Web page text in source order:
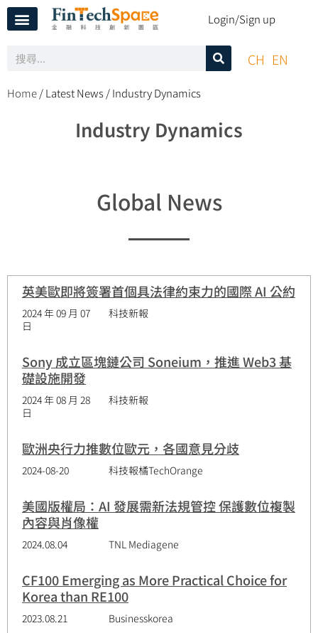
Login/Sign up
CH EN
Home/ Latest News / Industry Dynamics
Industry Dynamics
Global News
英美歐即將簽署首個具法律約束力的國際 AI 公約
2024 年 09 月 07
日
科技新報
Sony 成立區塊鏈公司 Soneium，推進 Web3 基
礎設施開發
2024 年 08 月 28
日
科技新報
歐洲央行力推數位歐元，各國意見分歧
2024-08-20 科技報橘TechOrange
美國版權局：AI 發展需新法規管控 保護數位複製
內容與肖像權
2024.08.04 TNL Mediagene
CF100 Emerging as More Practical Choice for
Korea than RE100
2023.08.21 Businesskorea